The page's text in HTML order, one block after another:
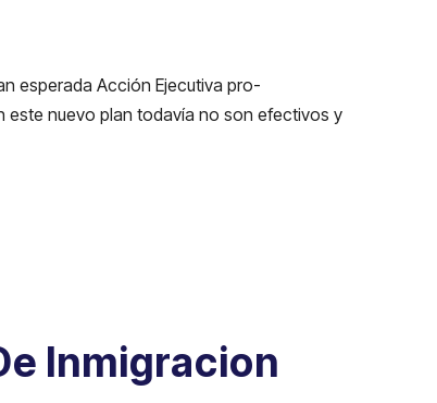
esperada Acción Ejecutiva pro-
este nuevo plan todavía no son efectivos y
Inmigracion